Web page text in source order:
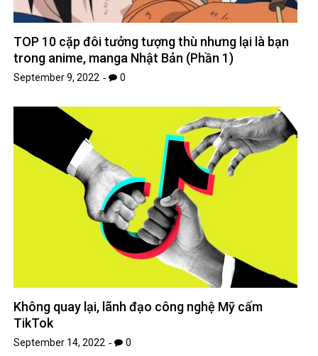
TOP 10 cặp đôi tưởng tượng thù nhưng lại là bạn
trong anime, manga Nhật Bản (Phần 1)
September 9, 2022 0
Không quay lại, lãnh đạo công nghệ Mỹ cấm
TikTok
September 14, 2022 0